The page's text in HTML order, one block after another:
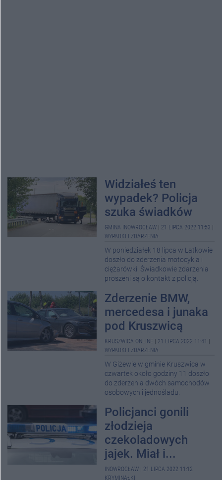
Widziałeś ten
wypadek? Policja
szuka świadków
GMINA INOWROCŁAW 21 LIPCA 2022 11:53
WYPADKI I ZDARZENIA
W poniedziałek 18 lipca w Latkowie
doszło do zderzenia motocykla i
ciężarówki. Świadkowie zdarzenia
proszeni są o kontakt z policją.
Zderzenie BMW,
mercedesa i junaka
pod Kruszwicą
KRUSZWICA.ONLINE 21 LIPCA 2022 11:41
WYPADKI I ZDARZENIA
W Giżewie w gminie Kruszwica w
czwartek około godziny 11 doszło
do zderzenia dwóch samochodów
osobowych i jednośladu.
Policjanci gonili
złodzieja
czekoladowych
jajek. Miał i...
INOWROCŁAW 21 LIPCA 2022 11:12
KRYMINAŁKI